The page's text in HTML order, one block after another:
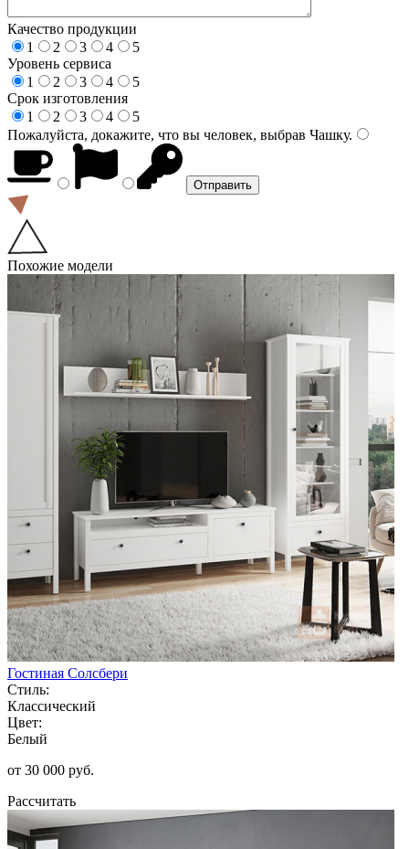
Качество продукции
1
2 3 4
5
Уровень сервиса
1
2 3 4
5
Срок изготовления
1
2 3 4
5
Пожалуйста, докажите, что вы человек, выбрав Чашку.
Похожие модели
Гостиная Солсбери
Стиль:
Классический
Цвет:
Белый
от 30 000 руб.
Рассчитать